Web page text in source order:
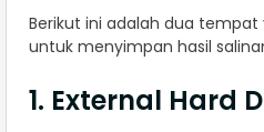
Berikut ini adalah dua tempat
untuk menyimpan hasil
1. External Hard